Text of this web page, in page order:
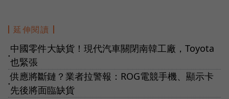
延伸閱讀
●
中國零件大缺貨！現代汽車關閉南韓工廠，Toyota
也緊張
●
供應將斷鏈？業者拉警報：ROG電競手機、顯示卡
先後將面臨缺貨